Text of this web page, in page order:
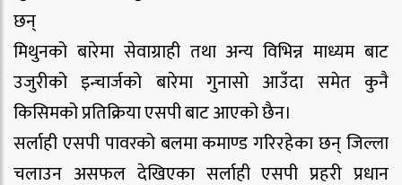
छन्
मिथुनको बारेमा सेवाग्राही तथा अन्य विभिन्न माध्यम बाट
उजुरीको इन्चार्जको बारेमा गुनासो आउँदा समेत कुनै
किसिमको प्रतिक्रिया एसपी बाट आएको छैन।
सर्लाही एसपी पावरको बलमा कमाण्ड गरिरहेका छन् जिल्ला
चलाउन असफल देखिएका सर्लाही एसपी प्रहरी प्रधान